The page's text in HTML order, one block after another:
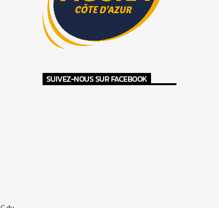
SUIVEZ-NOUS SUR FACEBOOK